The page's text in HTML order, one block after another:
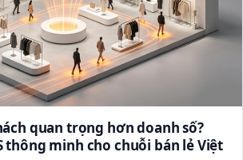
quan trọng hơn doanh số?
thông minh cho chuỗi bán lẻ Việt